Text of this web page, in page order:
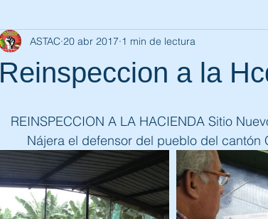
Reinspeccion a la
ASTAC 20 abr 2017 1 min de lectura
REINSPECCION A LA HACIENDA Sitio
Nájera el defensor del pueblo del cantón